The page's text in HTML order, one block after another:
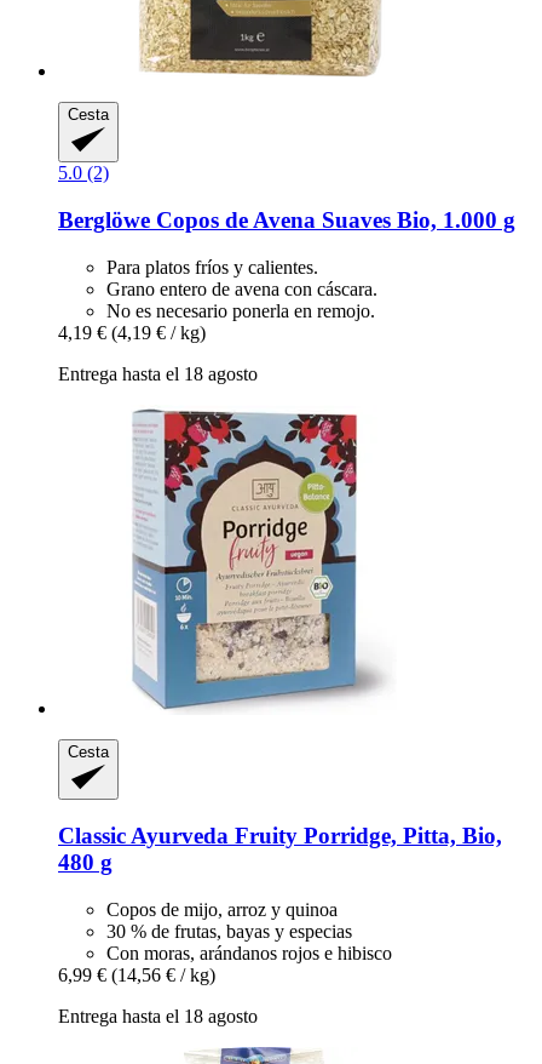
Cesta
5.0 (2)
Berglöwe Copos de Avena Suaves Bio, 1.000 g
Para platos fríos y calientes.
Grano entero de avena con cáscara.
No es necesario ponerla en remojo.
4,19 € (4,19 € / kg)
Entrega hasta el 18 agosto
Cesta
Classic Ayurveda Fruity Porridge, Pitta, Bio,
480 g
Copos de mijo, arroz y quinoa
30 % de frutas, bayas y especias
Con moras, arándanos rojos e hibisco
6,99 € (14,56 € / kg)
Entrega hasta el 18 agosto